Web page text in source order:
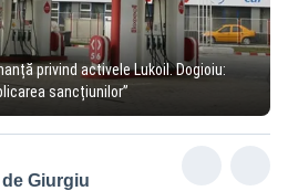
privind activele Lukoil. Dogioiu:
sancțiunilor”
de Giurgiu